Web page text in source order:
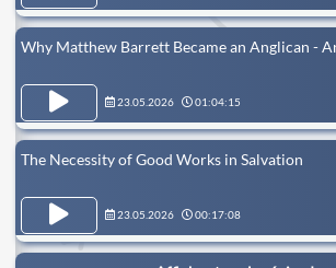
Why Matthew Barrett Became an Anglican -
23.05.2026 01:04:15
The Necessity of Good Works in Salvation
23.05.2026 00:17:08